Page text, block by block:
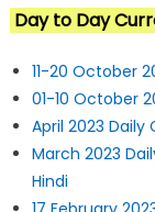
Day to Day
11-20 October
01-10 October
April 2023 Daily
March 2023
Hindi